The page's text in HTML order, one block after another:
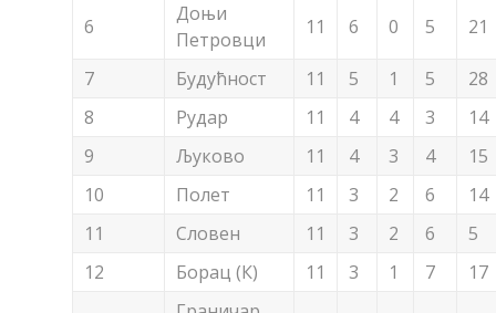
6
Доњи
Петровци
11 6 0 5 21
7 Будућност 11 5 1 5
28
8
Рудар 11 4 4 3
14
9
Љуково 11 4 3 4
15
10
Полет 11 3 2 6
14
11
Словен 11 3 2 6
5
12
Борац (К) 11 3 1 7 17